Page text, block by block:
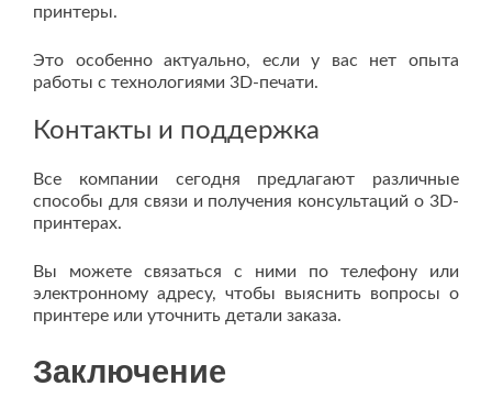
принтеры.
Это особенно актуально, если у вас нет опыта
работы с технологиями 3D-печати.
Контакты и поддержка
Все компании сегодня предлагают различные
способы для связи и получения консультаций о 3D-
принтерах.
Вы можете связаться с ними по телефону или
электронному адресу, чтобы выяснить вопросы о
принтере или уточнить детали заказа.
Заключение